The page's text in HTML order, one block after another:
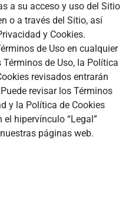
a su acceso y uso del Sitio
o a través del Sitio, así
y Cookies.
de Uso en cualquier
de Uso, la Política
revisados entrarán
revisar los Términos
y la Política de Cookies
el hipervínculo “Legal”
páginas web.